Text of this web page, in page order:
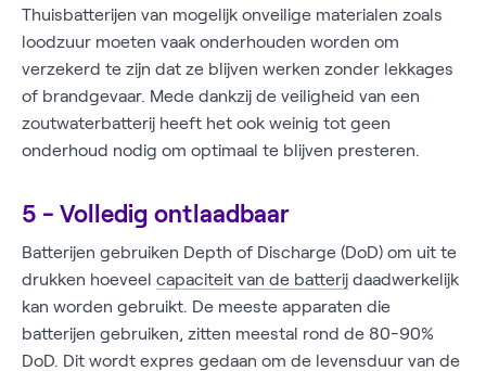
Thuisbatterijen van mogelijk onveilige materialen zoals
loodzuur moeten vaak onderhouden worden om
verzekerd te zijn dat ze blijven werken zonder lekkages
of brandgevaar. Mede dankzij de veiligheid van een
zoutwaterbatterij heeft het ook weinig tot geen
onderhoud nodig om optimaal te blijven presteren.
5 - Volledig ontlaadbaar
Batterijen gebruiken Depth of Discharge (DoD) om uit te
drukken hoeveel capaciteit van de batterij daadwerkelijk
kan worden gebruikt. De meeste apparaten die
batterijen gebruiken, zitten meestal rond de 80-90%
DoD. Dit wordt expres gedaan om de levensduur van de